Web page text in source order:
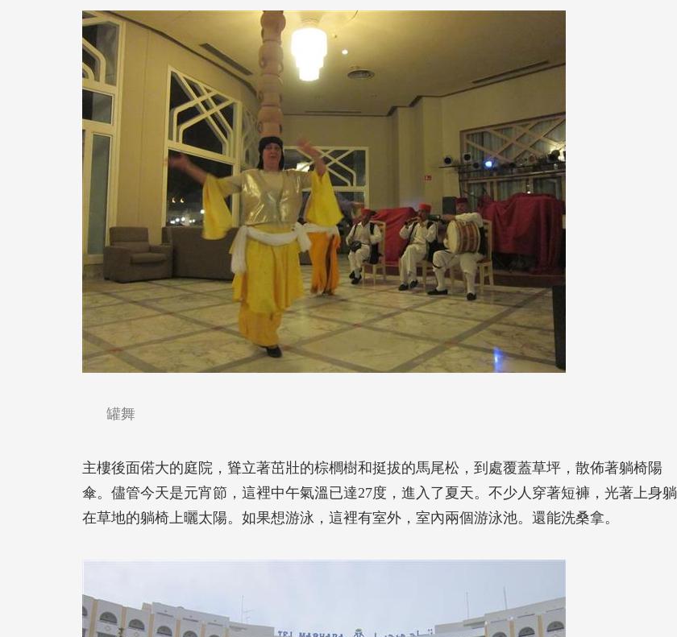
罐舞
主樓後面偌大的庭院，聳立著茁壯的棕櫚樹和挺拔的馬尾松，到處覆蓋草坪，散佈著躺椅陽
傘。儘管今天是元宵節，這裡中午氣溫已達27度，進入了夏天。不少人穿著短褲，光著上身躺
在草地的躺椅上曬太陽。如果想游泳，這裡有室外，室內兩個游泳池。還能洗桑拿。